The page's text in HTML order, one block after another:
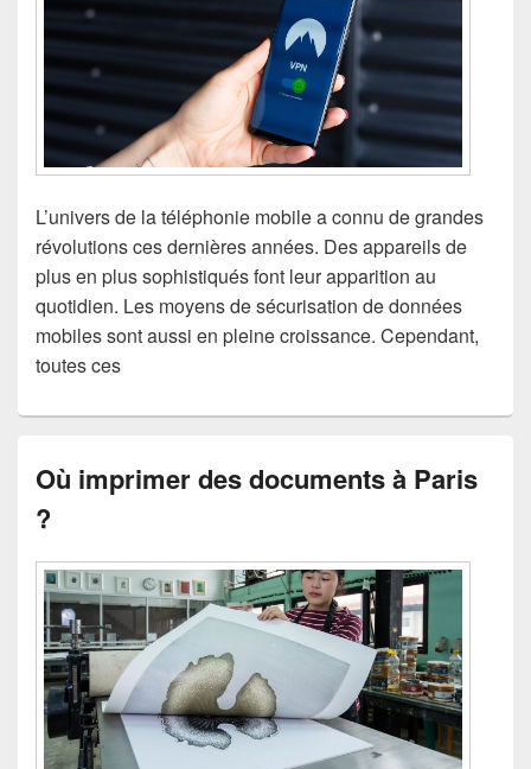
L’univers de la téléphonie mobile a connu de grandes
révolutions ces dernières années. Des appareils de
plus en plus sophistiqués font leur apparition au
quotidien. Les moyens de sécurisation de données
mobiles sont aussi en pleine croissance. Cependant,
toutes ces
Où imprimer des documents à Paris
?